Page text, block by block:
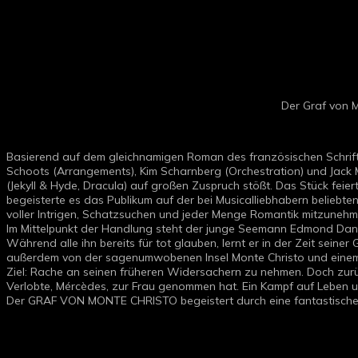
Der Graf von
Basierend auf dem gleichnamigen Roman des französischen
Schoots (Arrangements), Kim Scharnberg (Orchestration) und
(Jekyll & Hyde, Dracula) auf großen Zuspruch stößt. Das Stück
begeisterte es das Publikum auf der bei Musicalliebhabern
voller Intrigen, Schatzsuchen und jeder Menge Romantik
Im Mittelpunkt der Handlung steht der junge Seemann Edmond
Während alle ihn bereits für tot glauben, lernt er in der Zeit seiner
außerdem von der sagenumwobenen Insel Monte Christo und
Ziel: Rache an seinen früheren Widersachern zu nehmen. Doch
Verlobte, Mércèdes, zur Frau genommen hat. Ein Kampf auf Leben
Der GRAF VON MONTE CHRISTO begeistert durch eine